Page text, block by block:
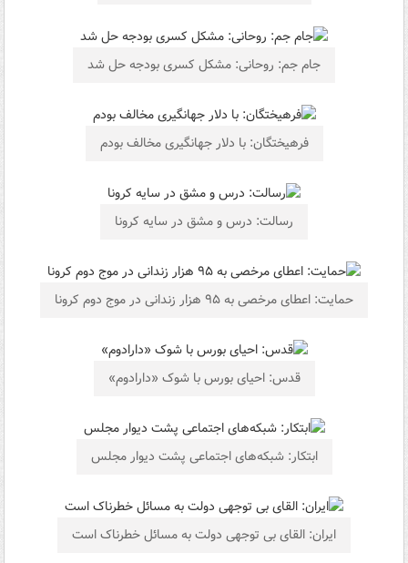
جام جم: روحانی: مشکل کسری بودجه حل شد
فرهیختگان: با دلار جهانگیری مخالف بودم
رسالت: درس و مشق در سایه کرونا
حمایت: اعطای مرخصی به ۹۵ هزار زندانی در موج دوم کرونا
قدس: احیای بورس با شوک «دارادوم»
ابتکار: شبکه‌های اجتماعی پشت دیوار مجلس
‌ایران: القای بی توجهی دولت به مسائل خطرناک است